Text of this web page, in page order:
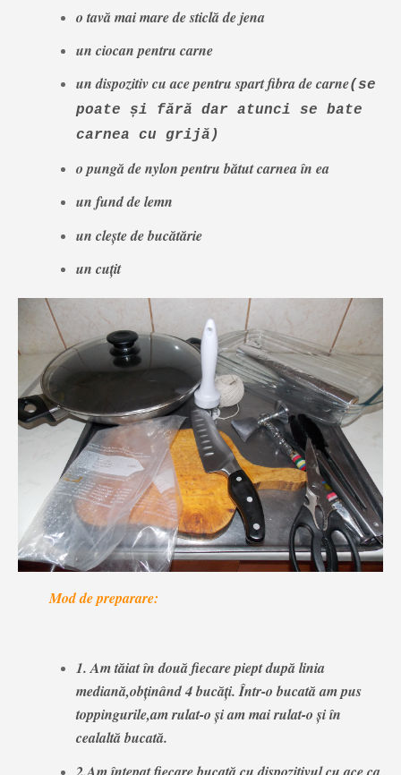
o tavă mai mare de sticlă de jena
un ciocan pentru carne
un dispozitiv cu ace pentru spart fibra de carne(se
poate și fără dar atunci se bate
carnea cu grijă)
o pungă de nylon pentru bătut carnea în ea
un fund de lemn
un clește de bucătărie
un cuțit
Mod de preparare:
1. Am tăiat în două fiecare piept după linia
mediană,obținând 4 bucăți. Într-o bucată am pus
toppingurile,am rulat-o și am mai rulat-o și în
cealaltă bucată.